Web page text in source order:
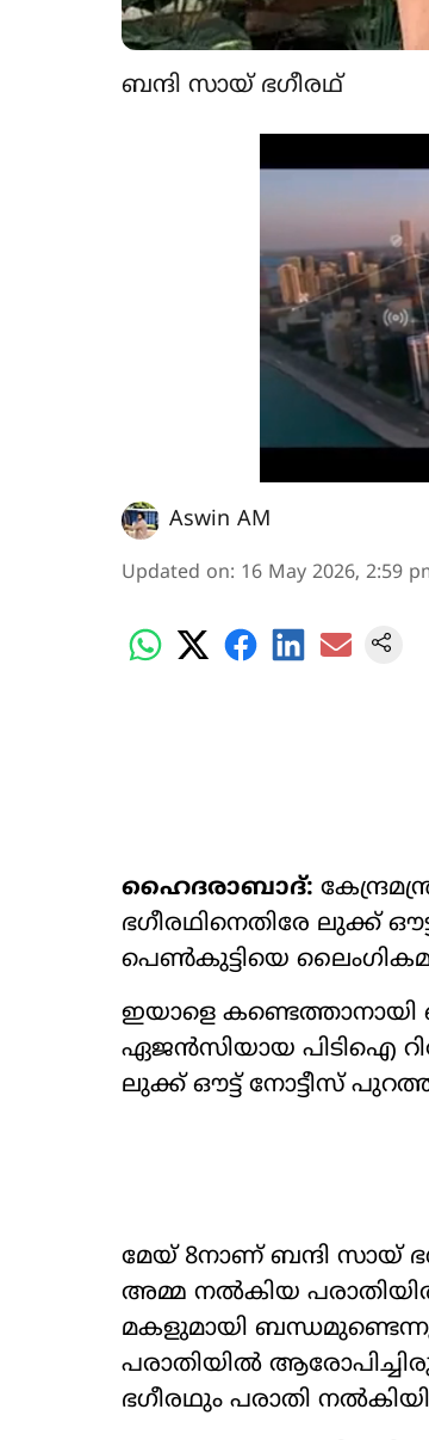
ബന്ദി സായ് ഭഗീരഥ്
Aswin AM
Updated on: 16 May 2026, 2:59
ഹൈദരാബാദ്:
ഭഗീരഥിനെതിരേ ലുക്ക്
പെൺകുട്ടിയെ
ഇയാളെ
ഏജൻസിയായ പിടിഐ
ലുക്ക് ഔട്ട് നോട്ടീസ്
മേയ് 8നാണ് ബന്ദി സായ്
അമ്മ നൽകിയ പരാതിയിൽ
മകളുമായി
പരാതിയിൽ
ഭഗീരഥും പരാതി